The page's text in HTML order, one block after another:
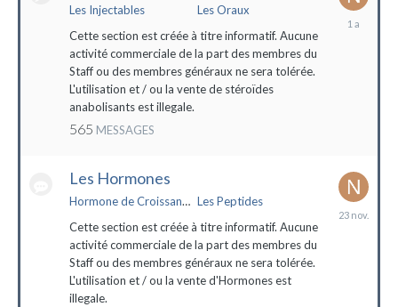
Les Injectables
Les Oraux
Cette section est créée à titre informatif. Aucune
activité commerciale de la part des membres du
Staff ou des membres généraux ne sera tolérée.
L'utilisation et / ou la vente de stéroïdes
anabolisants est illegale.
565 MESSAGES
Les Hormones
Hormone de Croissance (HGH) Les Peptides
Cette section est créée à titre informatif. Aucune
activité commerciale de la part des membres du
Staff ou des membres généraux ne sera tolérée.
L'utilisation et / ou la vente d'Hormones est
illegale.
23